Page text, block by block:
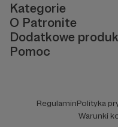
Kategorie
O Patronite
Dodatkowe
Pomoc
RegulaminPolityka
Warunki